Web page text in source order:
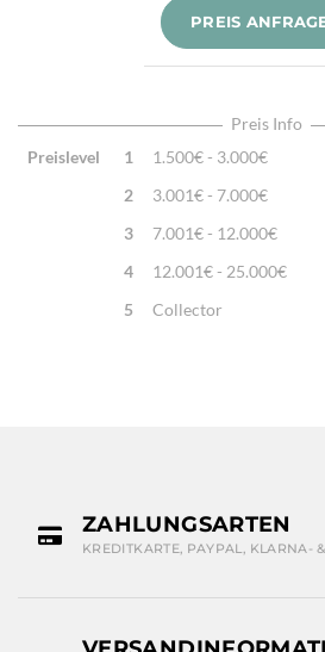
380.000/m²
Sehr fein per Hand
Traditionelle Machart
PREIS
Preis Info
Preislevel
1
1.500€ - 3.000€
2
3.001€ - 7.000€
3
7.001€ - 12.000€
4
12.001€ - 25.000€
5
Collector
ZAHLUNGSARTEN
KREDITKARTE, PAYPAL, KLARNA-